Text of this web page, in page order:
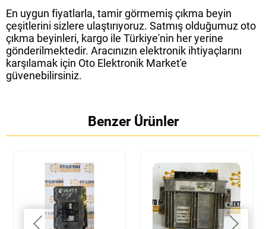
En uygun fiyatlarla, tamir görmemiş çıkma beyin
çeşitlerini sizlere ulaştırıyoruz. Satmış olduğumuz oto
çıkma beyinleri, kargo ile Türkiye'nin her yerine
gönderilmektedir. Aracınızın elektronik ihtiyaçlarını
karşılamak için Oto Elektronik Market'e
güvenebilirsiniz.
Benzer Ürünler